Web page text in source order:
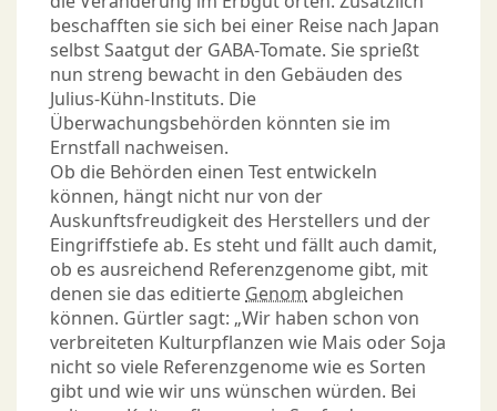
beschafften sie sich bei einer Reise nach Japan
selbst Saatgut der GABA-Tomate. Sie sprießt
nun streng bewacht in den Gebäuden des
Julius-Kühn-Instituts. Die
Überwachungsbehörden könnten sie im
Ernstfall nachweisen.
Ob die Behörden einen Test entwickeln
können, hängt nicht nur von der
Auskunftsfreudigkeit des Herstellers und der
Eingriffstiefe ab. Es steht und fällt auch damit,
ob es ausreichend Referenzgenome gibt, mit
denen sie das editierte Genom abgleichen
können. Gürtler sagt: „Wir haben schon von
verbreiteten Kulturpflanzen wie Mais oder Soja
nicht so viele Referenzgenome wie es Sorten
gibt und wie wir uns wünschen würden. Bei